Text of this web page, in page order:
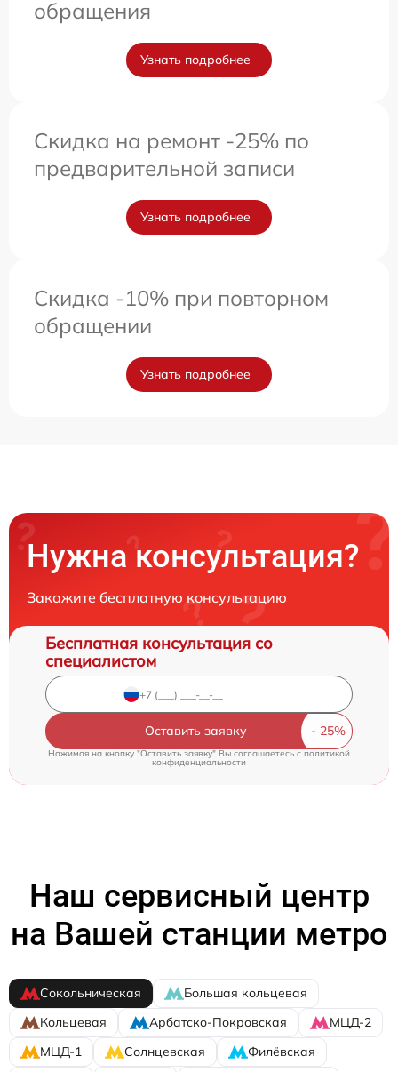
обращения
Узнать подробнее
Скидка на ремонт -25% по
предварительной записи
Узнать подробнее
Скидка -10% при повторном
обращении
Узнать подробнее
Нужна консультация?
Закажите бесплатную консультацию
Бесплатная консультация со
специалистом
Оставить заявку
Нажимая на кнопку "Оставить заявку" Вы соглашаетесь c политикой
конфиденциальности
Наш сервисный центр
на Вашей станции метро
Сокольническая
Большая кольцевая
Кольцевая
Арбатско-Покровская
МЦД-2
МЦД-1
Солнцевская
Филёвская